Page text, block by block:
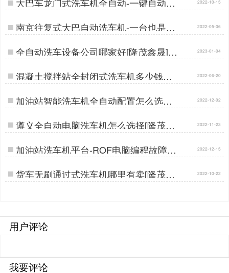
洗[隆茂鑫晟]…
2022-10-15
南京往复式大巴自动洗车机-一台也是批
发价[隆茂鑫晟]…
2022-05-06
全自动洗车设备公司哪家好[隆茂鑫晟]… 2023-01-04
混凝土搅拌站全封闭式洗车机多少钱一
台[隆茂鑫晟]…
2022-06-20
加油站智能洗车机全自动配置怎么选择
[隆茂鑫晟]…
2022-12-02
遵义全自动电脑洗车机怎么选择[隆茂鑫
晟]…
2022-11-23
加油站洗车机平台-ROF电脑编程故障自
检[隆茂鑫晟]…
2022-12-15
货车无刷通过式洗车机哪里有卖[隆茂鑫
晟]…
2022-10-22
用户评论
我要评论